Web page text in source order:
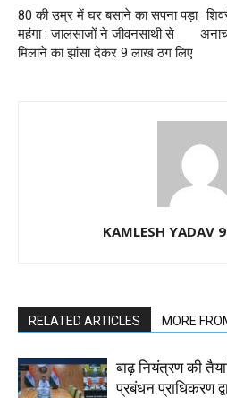
80 की उम्र में घर बसाने का सपना पड़ा
महंगा : जालसाजों ने जीवनसाथी से
मिलाने का झांसा देकर 9 लाख ठग लिए
KAMLESH YADAV
RELATED ARTICLES MORE
बाढ़ नियंत्रण की
प्रबंधन प्राधिकरण